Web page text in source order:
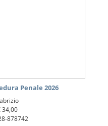
Penale 2026
34,00
878742